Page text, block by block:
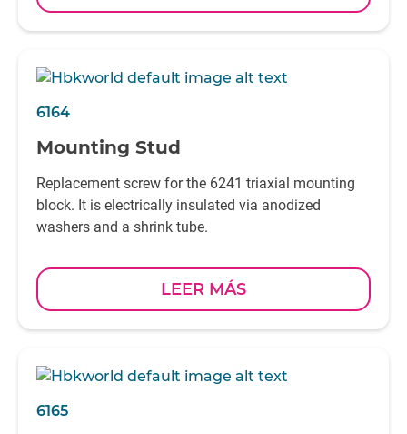
6164
Mounting Stud
Replacement screw for the 6241 triaxial mounting
block. It is electrically insulated via anodized
washers and a shrink tube.
LEER MÁS
6165